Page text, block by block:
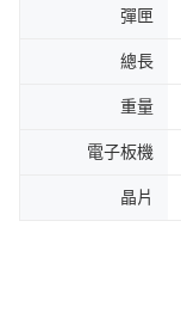
彈匣
總長
重量
電子板機
晶片